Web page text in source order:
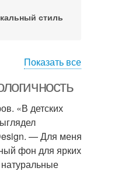
стиль
интерьер
Показать все
«В детских
— Для меня
фон для ярких